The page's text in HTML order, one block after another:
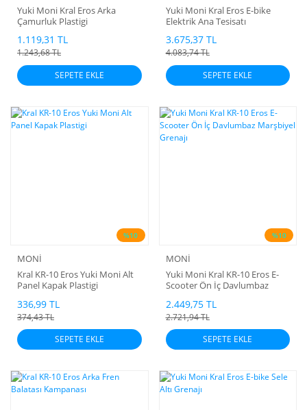
Yuki Moni Kral Eros Arka
Çamurluk Plastigi
1.119,31 TL
1.243,68 TL
SEPETE EKLE
Yuki Moni Kral Eros E-bike
Elektrik Ana Tesisatı
3.675,37 TL
4.083,74 TL
SEPETE EKLE
%10
MONİ
Kral KR-10 Eros Yuki Moni Alt
Panel Kapak Plastigi
336,99 TL
374,43 TL
SEPETE EKLE
%10
MONİ
Yuki Moni Kral KR-10 Eros E-
Scooter Ön İç Davlumbaz
2.449,75 TL
2.721,94 TL
SEPETE EKLE